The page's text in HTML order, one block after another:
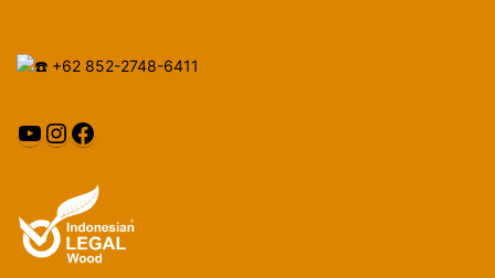
+62 852-2748-6411
YouTube
Instagram
Facebook